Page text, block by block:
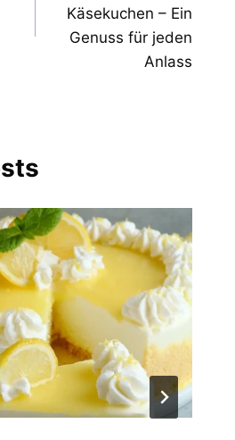
Käsekuchen – Ein
Genuss für jeden
Anlass